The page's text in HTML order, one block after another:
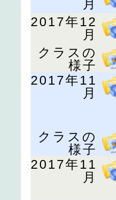
月
2017年12
月
クラスの
様子
2017年11
月
クラスの
様子
2017年11
月